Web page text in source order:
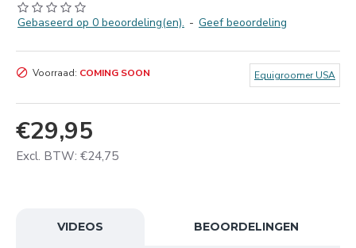
Gebaseerd op 0 beoordeling(en). - Geef beoordeling
€29,95
Excl. BTW: €24,75
Voorraad: COMING SOON Equigroomer USA
VIDEOS BEOORDELINGEN